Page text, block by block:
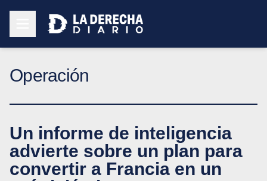
Operación
Un informe de inteligencia
advierte sobre un plan para
convertir a Francia en un